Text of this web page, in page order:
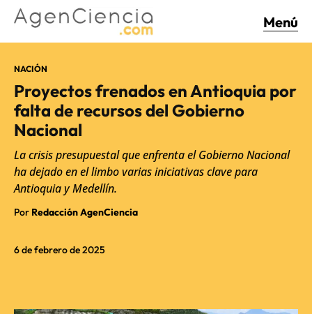
Menú
6 de febrero de 2025
NACIÓN
Proyectos frenados en Antioquia por
falta de recursos del Gobierno
Nacional
La crisis presupuestal que enfrenta el Gobierno Nacional
ha dejado en el limbo varias iniciativas clave para
Antioquia y Medellín.
Por Redacción AgenCiencia